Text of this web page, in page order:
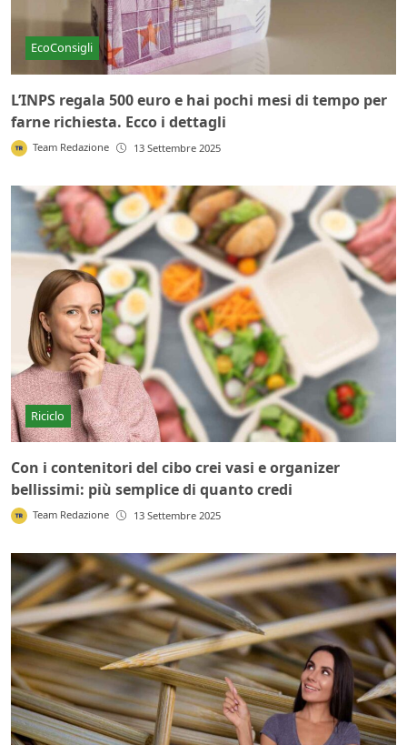
EcoConsigli
L’INPS regala 500 euro e hai pochi mesi di tempo per
farne richiesta. Ecco i dettagli
Team Redazione 13 Settembre 2025
Riciclo
Con i contenitori del cibo crei vasi e organizer
bellissimi: più semplice di quanto credi
Team Redazione 13 Settembre 2025